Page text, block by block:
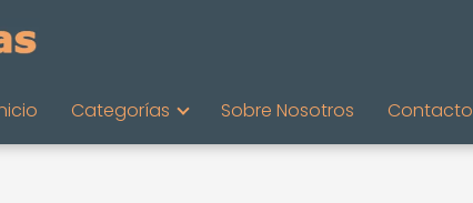
Categorías Sobre Nosotros Contacto